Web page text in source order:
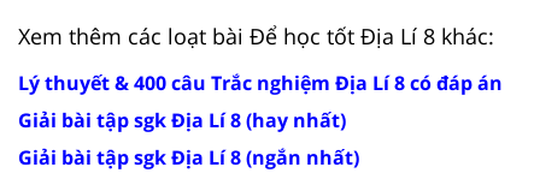
Xem thêm các loạt bài Để học tốt Địa Lí 8 khác:
Lý thuyết & 400 câu Trắc nghiệm Địa Lí 8 có đáp án
Giải bài tập sgk Địa Lí 8 (hay nhất)
Giải bài tập sgk Địa Lí 8 (ngắn nhất)